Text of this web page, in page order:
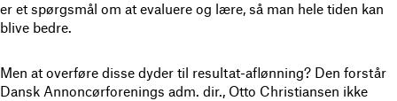
er et spørgsmål om at evaluere og lære, så man hele tiden kan
blive bedre.
Men at overføre disse dyder til resultat-aflønning? Den forstår
Dansk Annoncørforenings adm. dir., Otto Christiansen ikke